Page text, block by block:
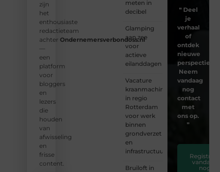
zijn
het
enthousiaste
redactieteam
achter Ondernemersverbondoss.nl
—
een
platform
voor
bloggers
en
lezers
die
houden
van
afwisseling
en
frisse
content.
meten in
decibel
Glamping
aan zee
voor
actieve
eilanddagen
Vacature
kraanmachinist
in regio
Rotterdam
voor werk
binnen
grondverzet
en
infrastructuur
Bruiloft in
❝ Deel
je
verhaal
of
ontdek
nieuwe
Neem
vandaag
nog
contact
met
ons op.
❞
Registreer
vandaag
nog